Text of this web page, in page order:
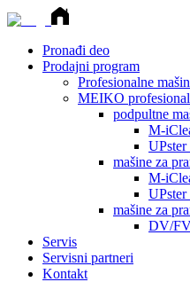
Pronađi deo
Prodajni program
Profesionalne
MEIKO
podpultne
M-
mašine za
M-
mašine za
DV/
Servis
Servisni partneri
Kontakt